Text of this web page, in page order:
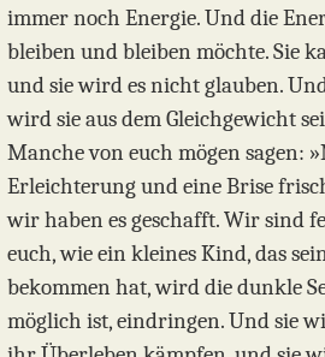
immer noch Energie. Und die
bleiben und bleiben möchte. Sie
und sie wird es nicht glauben.
wird sie aus dem Gleichgewicht
Manche von euch mögen sagen:
Erleichterung und eine Brise
wir haben es geschafft. Wir sind
euch, wie ein kleines Kind, das
bekommen hat, wird die dunkle
möglich ist, eindringen. Und sie